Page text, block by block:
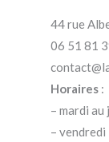
44 rue
06 51 81
Horaires:
– mardi
–